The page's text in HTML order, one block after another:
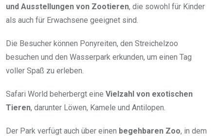
und Ausstellungen von Zootieren, die sowohl für Kinder
als auch für Erwachsene geeignet sind.
Die Besucher können Ponyreiten, den Streichelzoo
besuchen und den Wasserpark erkunden, um einen Tag
voller Spaß zu erleben.
Safari World beherbergt eine Vielzahl von exotischen
Tieren, darunter Löwen, Kamele und Antilopen.
Der Park verfügt auch über einen begehbaren Zoo, in dem